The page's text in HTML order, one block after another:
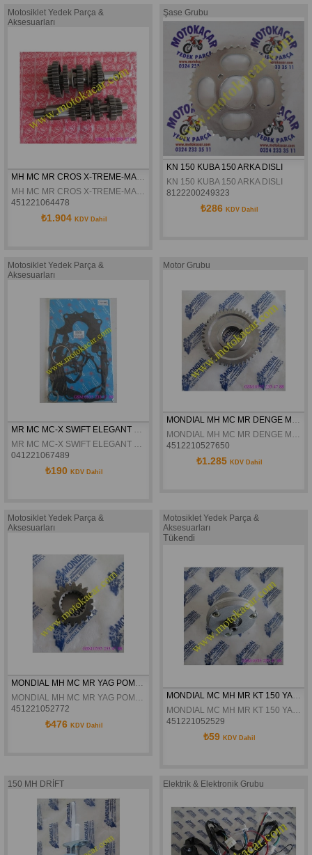
Motosiklet Yedek Parça &
Aksesuarları
MH MC MR CROS X-TREME-MAX DELTAFORCE SANZIMAN DISLI SETI
MH MC MR CROS X-TREME-MAX DELTAFORCE SANZIMAN DISLI SETI
451221064478
₺1.904 KDV Dahil
Şase Grubu
KN 150 KUBA 150 ARKA DISLI
KN 150 KUBA 150 ARKA DISLI
8122200249323
₺286 KDV Dahil
Motosiklet Yedek Parça &
Aksesuarları
MR MC MC-X SWIFT ELEGANT LEGEND 150 CONTA TAKIMI
MR MC MC-X SWIFT ELEGANT LEGEND 150 CONTA TAKIMI
041221067489
₺190 KDV Dahil
Motor Grubu
MONDIAL MH MC MR DENGE MILI DISLI KARSILIGI  43T ORJINAL
MONDIAL MH MC MR DENGE MILI DISLI KARSILIGI 43T ORJINAL
4512210527650
₺1.285 KDV Dahil
Motosiklet Yedek Parça &
Aksesuarları
451221052772
₺476 KDV Dahil
Motosiklet Yedek Parça &
Aksesuarları
Tükendi
451221052529
₺59 KDV Dahil
150 MH DRİFT Elektrik & Elektronik Grubu